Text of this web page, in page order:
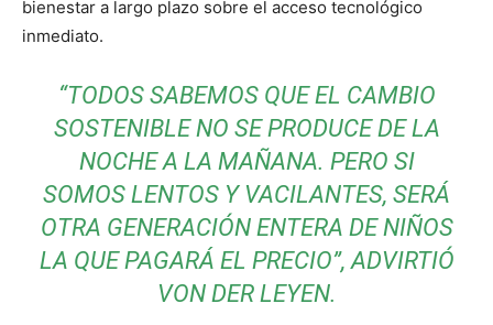
bienestar a largo plazo sobre el acceso tecnológico
inmediato.
“TODOS SABEMOS QUE EL CAMBIO
SOSTENIBLE NO SE PRODUCE DE LA
NOCHE A LA MAÑANA. PERO SI
SOMOS LENTOS Y VACILANTES, SERÁ
OTRA GENERACIÓN ENTERA DE NIÑOS
LA QUE PAGARÁ EL PRECIO”, ADVIRTIÓ
VON DER LEYEN.